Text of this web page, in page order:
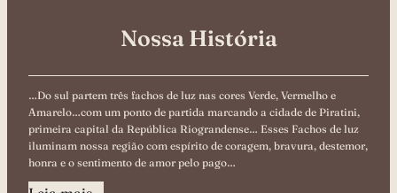
Nossa História
…Do sul partem três fachos de luz nas cores Verde, Vermelho e
Amarelo…com um ponto de partida marcando a cidade de Piratini,
primeira capital da República Riograndense… Esses Fachos de luz
iluminam nossa região com espírito de coragem, bravura, destemor,
honra e o sentimento de amor pelo pago…